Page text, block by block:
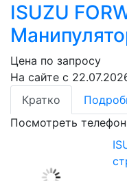
ISUZU
Цена по запросу
На сайте с
Кратко
Посмотреть телефон